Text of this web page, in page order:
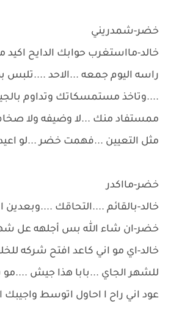
خضر-شمدريني
خالد-مااستغرب حوابك الدايح
راسه اليوم جمعه ...الاحد ....تلبس
....وتاخذ مستمسكاتك وتداوم
ممستفاد منك ...لا وضيفه ولا
مثل التعيين ...فهمت خضر ...لو
خضر-مااكدر
خالد-بالقائم ....التحاقك ....وبعدين
خضر-ان شاء الله بس أجلهه عل
خالد-اي مو اني كاعد افتح شركه
للشهر الجاي ...بابا هذا جيش ....مو
عود اني راح ا احاول اتوسط واجيبك